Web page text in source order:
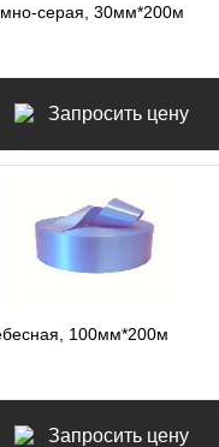
серая, 30мм*200м
Запросить цену
100мм*200м
Запросить цену